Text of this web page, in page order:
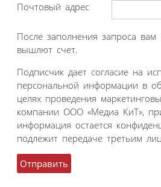
Почтовый адрес
После заполнения запроса вам
вышлют счет.
Подписчик дает согласие на
персональной информации в
целях проведения
компании ООО «Медиа КиТ»,
информация остается
подлежит передаче третьим